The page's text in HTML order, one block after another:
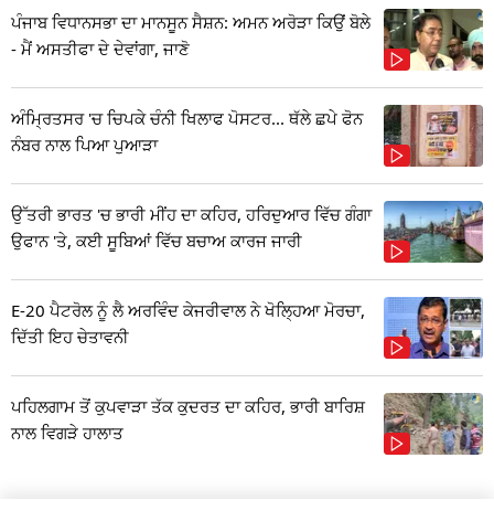
ਪੰਜਾਬ ਵਿਧਾਨਸਭਾ ਦਾ ਮਾਨਸੂਨ ਸੈਸ਼ਨ: ਅਮਨ ਅਰੋੜਾ ਕਿਉਂ ਬੋਲੇ
- ਮੈਂ ਅਸਤੀਫਾ ਦੇ ਦੇਵਾਂਗਾ, ਜਾਣੋ
ਅੰਮ੍ਰਿਤਸਰ 'ਚ ਚਿਪਕੇ ਚੰਨੀ ਖਿਲਾਫ ਪੋਸਟਰ... ਥੱਲੇ ਛਪੇ ਫੋਨ
ਨੰਬਰ ਨਾਲ ਪਿਆ ਪੁਆੜਾ
ਉੱਤਰੀ ਭਾਰਤ 'ਚ ਭਾਰੀ ਮੀਂਹ ਦਾ ਕਹਿਰ, ਹਰਿਦੁਆਰ ਵਿੱਚ ਗੰਗਾ
ਉਫਾਨ 'ਤੇ, ਕਈ ਸੂਬਿਆਂ ਵਿੱਚ ਬਚਾਅ ਕਾਰਜ ਜਾਰੀ
E-20 ਪੈਟਰੋਲ ਨੂੰ ਲੈ ਅਰਵਿੰਦ ਕੇਜਰੀਵਾਲ ਨੇ ਖੋਲ੍ਹਿਆ ਮੋਰਚਾ,
ਦਿੱਤੀ ਇਹ ਚੇਤਾਵਨੀ
ਪਹਿਲਗਾਮ ਤੋਂ ਕੁਪਵਾੜਾ ਤੱਕ ਕੁਦਰਤ ਦਾ ਕਹਿਰ, ਭਾਰੀ ਬਾਰਿਸ਼
ਨਾਲ ਵਿਗੜੇ ਹਾਲਾਤ